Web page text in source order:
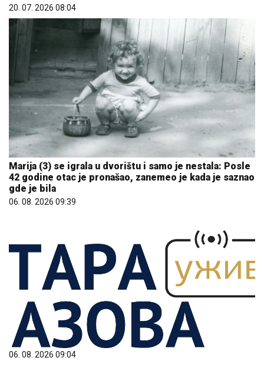
20. 07. 2026 08:04
Marija (3) se igrala u dvorištu i samo je nestala: Posle
42 godine otac je pronašao, zanemeo je kada je saznao
gde je bila
06. 08. 2026 09:39
06. 08. 2026 09:04